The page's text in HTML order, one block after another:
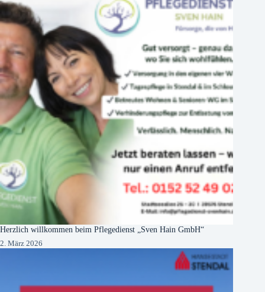
Herzlich willkommen beim Pflegedienst „Sven Hain GmbH“
2. März 2026